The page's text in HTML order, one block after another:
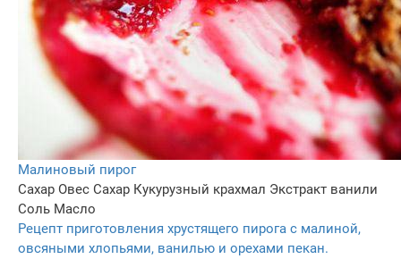
Малиновый пирог
Сахар Овес Сахар Кукурузный крахмал Экстракт ванили
Соль Масло
Рецепт приготовления хрустящего пирога с малиной,
овсяными хлопьями, ванилью и орехами пекан.